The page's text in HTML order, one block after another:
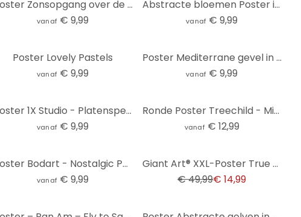
Poster Zonsopgang over de Pagode | Vintage Art Japan - Roze
vanaf € 9,99
Abstracte bloemen Poster in retrostijl - Treechild
vanaf € 9,99
Poster Lovely Pastels
vanaf € 9,99
Poster Mediterrane gevel in Lissabon | Vintage deur - Zwart
vanaf € 9,99
Poster 1X Studio - Platenspeler
vanaf € 9,99
Ronde Poster Treechild - Mickey als Astronaut
vanaf € 12,99
Poster Bodart - Nostalgic Photography
vanaf € 9,99
Giant Art® XXL-Poster True Romance - 115x175 cm
€ 49,99€ 14,99